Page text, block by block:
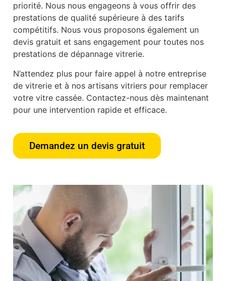
priorité. Nous nous engageons à vous offrir des
prestations de qualité supérieure à des tarifs
compétitifs. Nous vous proposons également un
devis gratuit et sans engagement pour toutes nos
prestations de dépannage vitrerie.
N’attendez plus pour faire appel à notre entreprise
de vitrerie et à nos artisans vitriers pour remplacer
votre vitre cassée. Contactez-nous dès maintenant
pour une intervention rapide et efficace.
Demandez un devis gratuit